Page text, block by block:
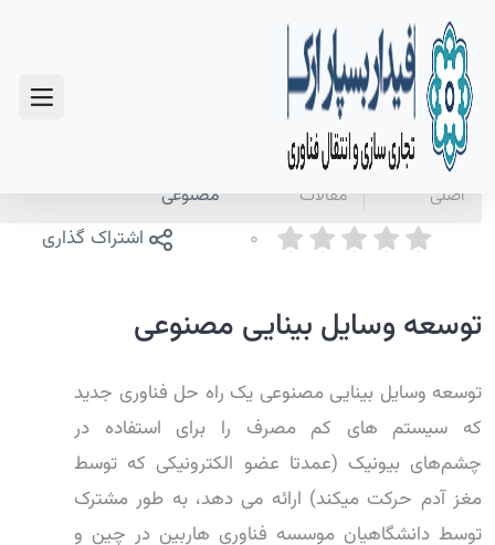
صفحه
اصلی
اخبار و
مقالات
مصنوعی
0 اشتراک گذاری
توسعه وسایل بینایی مصنوعی
توسعه وسایل بینایی مصنوعی یک راه حل فناوری جدید
که سیستم های کم مصرف را برای استفاده در
چشم‌های بیونیک (عمدتا عضو الکترونیکی که توسط
مغز آدم حرکت میکند) ارائه می دهد، به طور مشترک
توسط دانشگاهیان موسسه فناوری هاربین در چین و